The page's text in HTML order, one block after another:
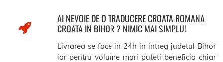
AI NEVOIE DE O TRADUCERE CROATA ROMANA
CROATA IN BIHOR ? NIMIC MAI SIMPLU!
Livrarea se face in 24h in intreg judetul Bihor
iar pentru volume mari puteti beneficia chiar